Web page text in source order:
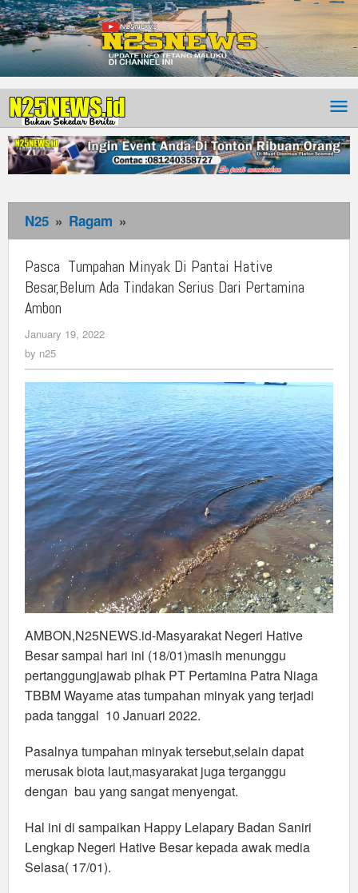
N25 » Ragam »
Tumpahan
Minyak
Di
Tindakan
Serius
Dari
Pertamina
Ambon
Pasca Tumpahan Minyak Di Pantai Hative
Besar,Belum Ada Tindakan Serius Dari Pertamina
Ambon
January 19, 2022
by n25
AMBON,N25NEWS.id-Masyarakat Negeri Hative
Besar sampai hari ini (18/01)masih menunggu
pertanggungjawab pihak PT Pertamina Patra Niaga
TBBM Wayame atas tumpahan minyak yang terjadi
pada tanggal 10 Januari 2022.
Pasalnya tumpahan minyak tersebut,selain dapat
merusak biota laut,masyarakat juga terganggu
dengan bau yang sangat menyengat.
Hal ini di sampaikan Happy Lelapary Badan Saniri
Lengkap Negeri Hative Besar kepada awak media
Selasa( 17/01).